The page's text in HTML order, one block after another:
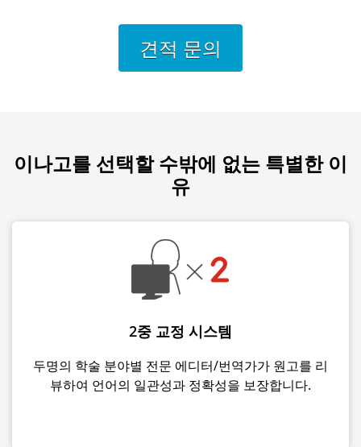
견적 문의
이나고를 선택할 수밖에 없는 특별한 이
유
2중 교정 시스템
두명의 학술 분야별 전문 에디터/번역가가 원고를 리
뷰하여 언어의 일관성과 정확성을 보장합니다.